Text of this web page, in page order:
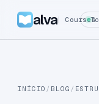
alva Courses
INÍCIO / BLOG /